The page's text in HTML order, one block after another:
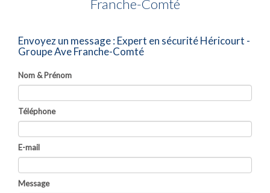
Franche-Comté
Envoyez un message :Expert en sécurité Héricourt -
Groupe Ave Franche-Comté
Nom & Prénom
Téléphone
E-mail
Message